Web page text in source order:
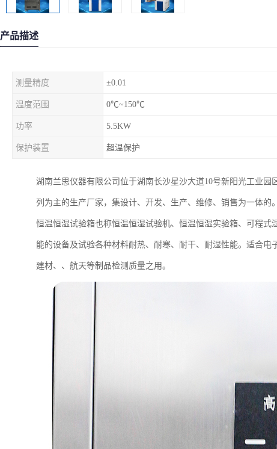
产品描述
测量精度 ±0.01
温度范围 0℃~150℃
功率 5.5KW
保护装置 超温保护
湖南兰思仪器有限公司位于湖南长沙星沙大道10号新阳光工业
列为主的生产厂家，集设计、开发、生产、维修、销售为一体的。
恒温恒湿试验箱也称恒温恒湿试验机、恒温恒湿实验箱、可程
能的设备及试验各种材料耐热、耐寒、耐干、耐湿性能。适合电
建材、、航天等制品检测质量之用。